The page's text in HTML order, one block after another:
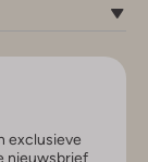
exclusieve
nieuwsbrief